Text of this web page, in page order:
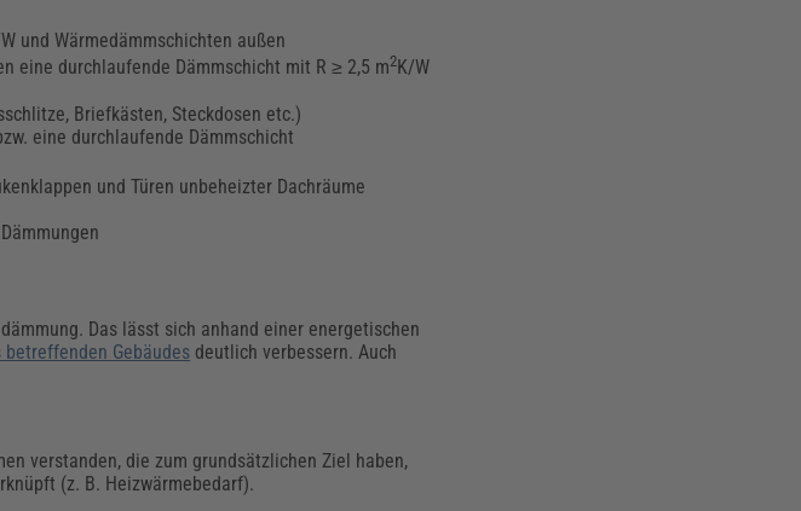
und Wärmedämmschichten außen
eine durchlaufende Dämmschicht mit R ≥ 2,5 m2 K/W
Briefkästen, Steckdosen etc.)
eine durchlaufende Dämmschicht
und Türen unbeheizter Dachräume
Das lässt sich anhand einer energetischen
betreffenden Gebäudes deutlich verbessern. Auch
verstanden, die zum grundsätzlichen Ziel haben,
(z. B. Heizwärmebedarf).